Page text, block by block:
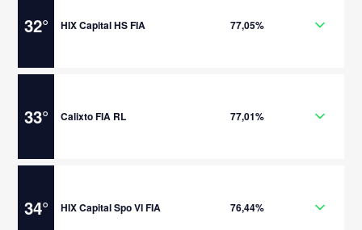
32° HIX Capital HS FIA 77,05%
33° Calixto FIA RL 77,01%
34° HIX Capital Spo VI FIA 76,44%